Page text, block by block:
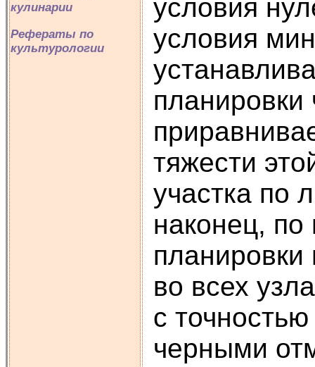
кулинарии
Рефераты по
культурологии
условия
условия
планировки
тяжести
участка по
наконец,
планировки
во всех
с
черными